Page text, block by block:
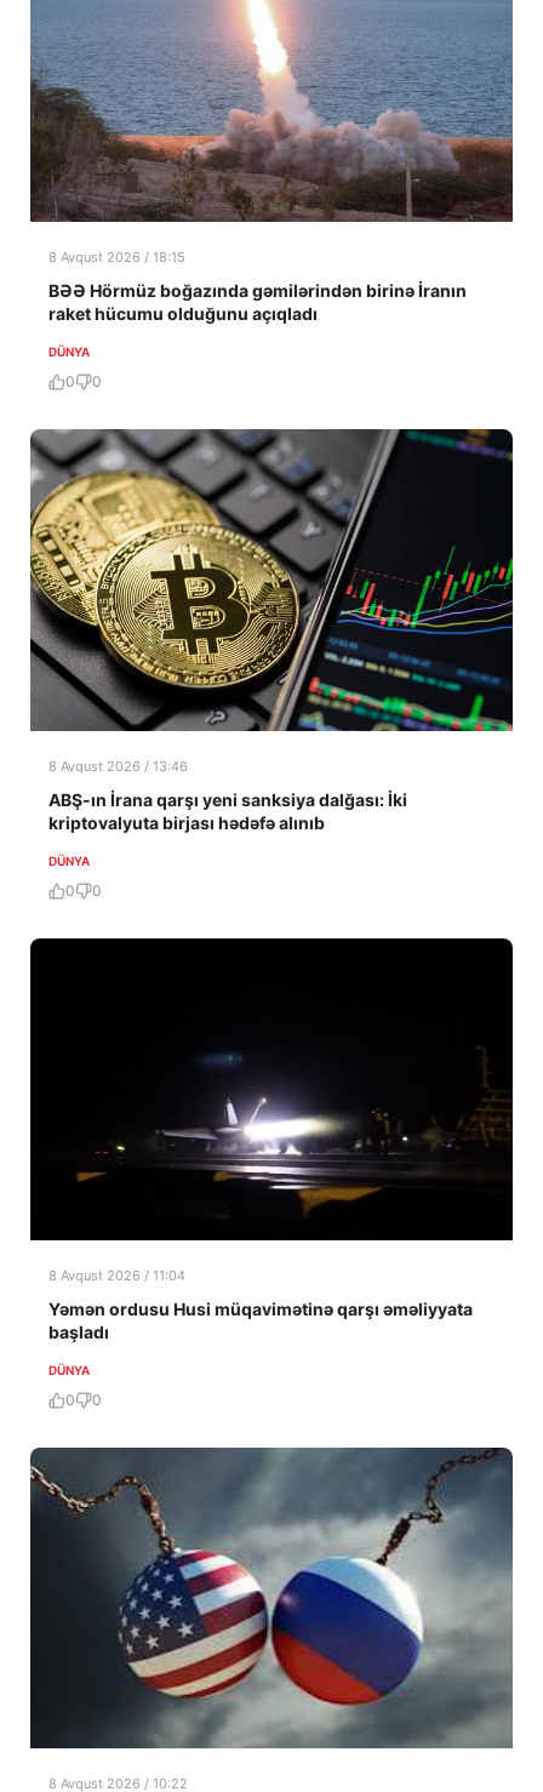
8 Avqust 2026 / 18:15
BƏƏ Hörmüz boğazında gəmilərindən birinə İranın
raket hücumu olduğunu açıqladı
DÜNYA
0 0
8 Avqust 2026 / 13:46
ABŞ-ın İrana qarşı yeni sanksiya dalğası: İki
kriptovalyuta birjası hədəfə alınıb
DÜNYA
0 0
8 Avqust 2026 / 11:04
Yəmən ordusu Husi müqavimətinə qarşı əməliyyata
başladı
DÜNYA
0 0
8 Avqust 2026 / 10:22